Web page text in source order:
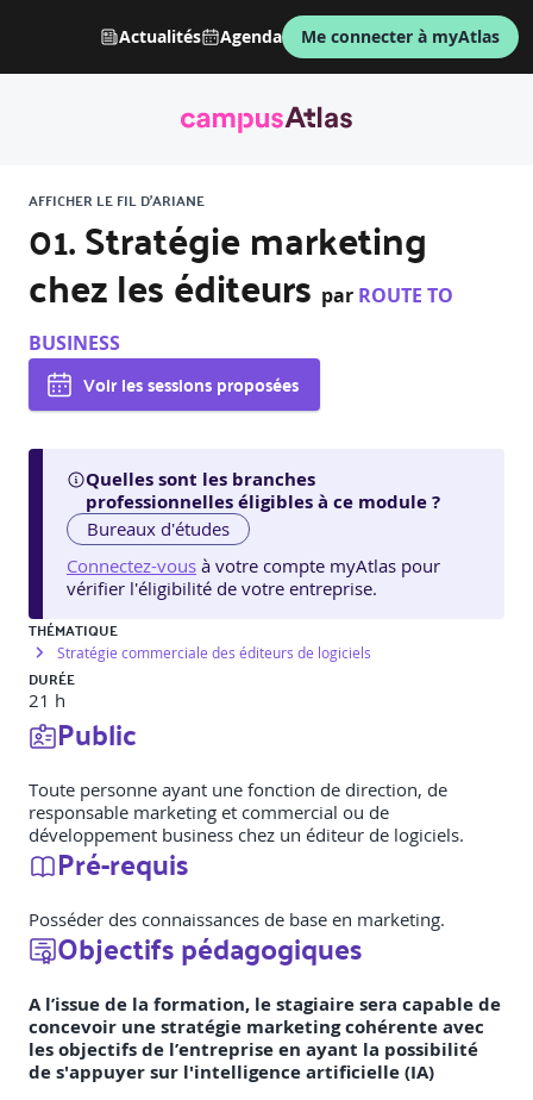
Actualités Agenda Me connecter à myAtlas
AFFICHER LE FIL D'ARIANE
01. Stratégie marketing
chez les éditeurs par ROUTE TO
BUSINESS
Voir les sessions proposées
Quelles sont les branches
professionnelles éligibles à ce module ?
Bureaux d'études
Connectez-vous à votre compte myAtlas pour
vérifier l'éligibilité de votre entreprise.
THÉMATIQUE
Stratégie commerciale des éditeurs de logiciels
DURÉE
21 h
Public
Toute personne ayant une fonction de direction, de
responsable marketing et commercial ou de
développement business chez un éditeur de logiciels.
Pré-requis
Posséder des connaissances de base en marketing.
Objectifs pédagogiques
A l’issue de la formation, le stagiaire sera capable de
concevoir une stratégie marketing cohérente avec
les objectifs de l’entreprise en ayant la possibilité
de s'appuyer sur l'intelligence artificielle (IA)